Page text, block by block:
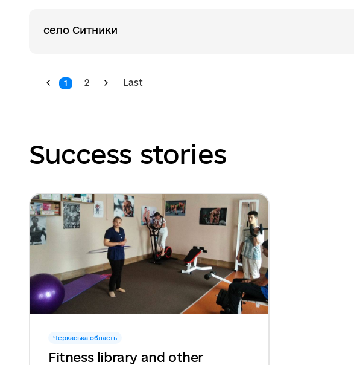
село Ситники
1 2 Last
Success stories
Черкаська область
Fitness library and other